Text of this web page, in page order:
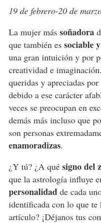
19 de febrero-20 de
La mujer más soñadora
que también es sociable
una gran intuición y por
creatividad e
queridas y apreciadas
debido a ese carácter
veces se preocupan en
demás más incluso que
son personas
enamoradizas.
¿Y tú? ¿A qué signo del
que la astrología influye
personalidad de cada
identificada con lo que te
artículo? ¡Déjanos tus